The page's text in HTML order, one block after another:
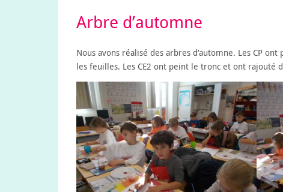
Arbre d’automne
Nous avons réalisé des arbres d’automne. Les CP
les feuilles. Les CE2 ont peint le tronc et ont rajouté